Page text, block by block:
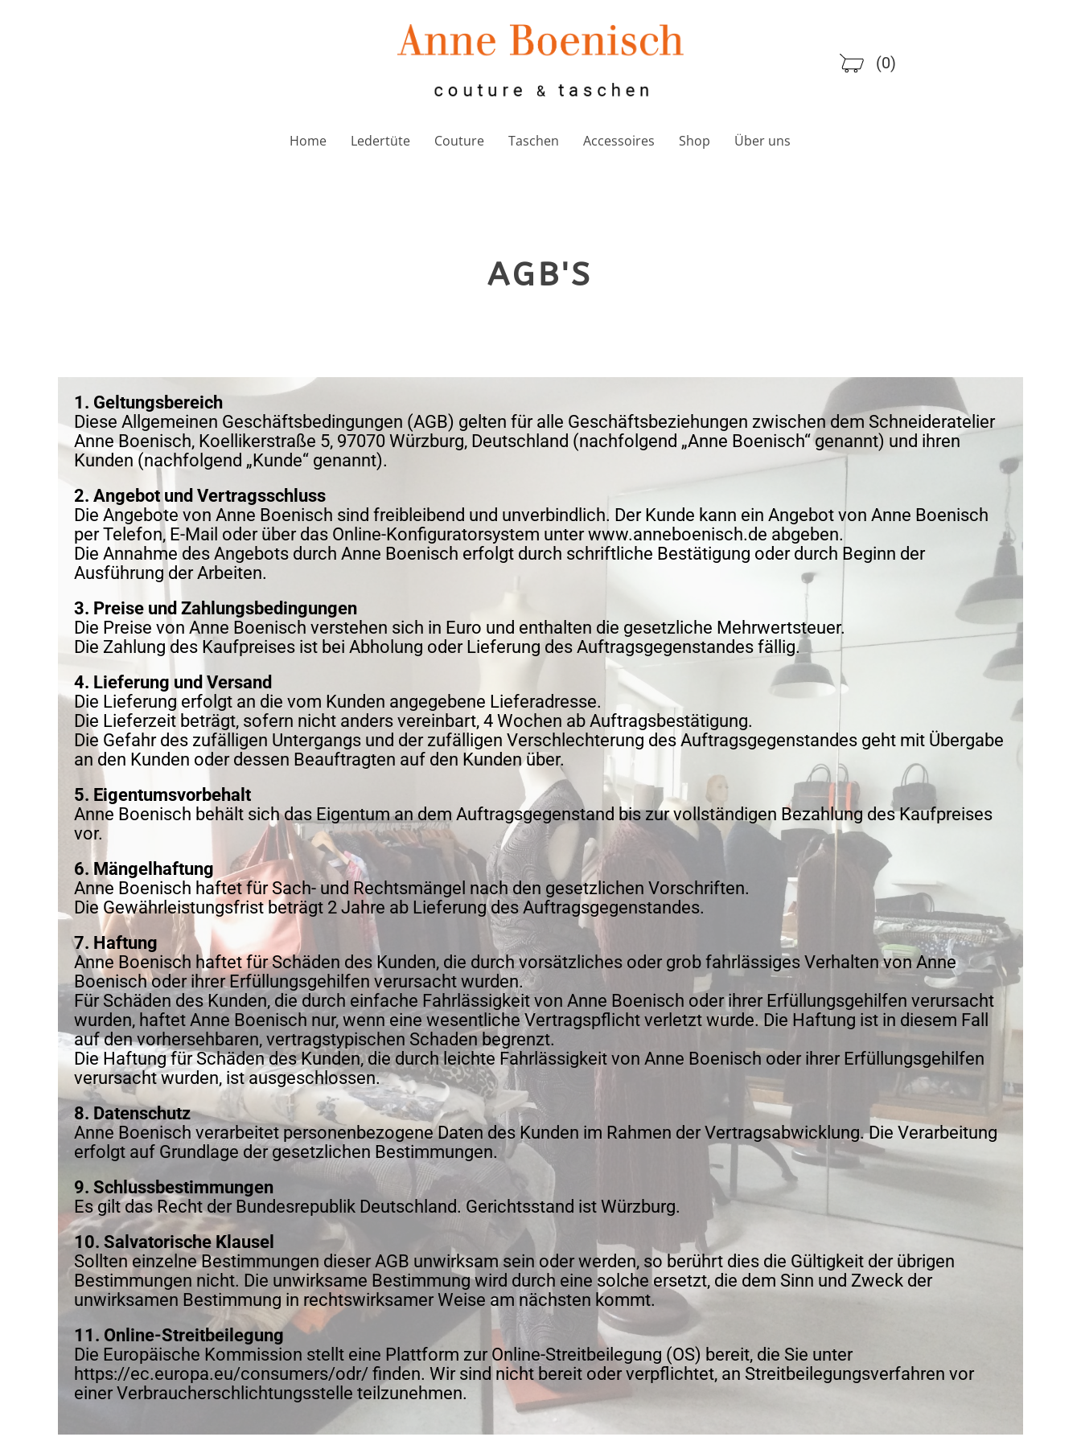
(0)
Home Ledertüte Couture Taschen Accessoires Shop Über uns
AGB'S
1. Geltungsbereich
Diese Allgemeinen Geschäftsbedingungen (AGB) gelten für alle Geschäftsbeziehungen zwischen dem Schneideratelier
Anne Boenisch, Koellikerstraße 5, 97070 Würzburg, Deutschland (nachfolgend „Anne Boenisch“ genannt) und ihren
Kunden (nachfolgend „Kunde“ genannt).
2. Angebot und Vertragsschluss
Die Angebote von Anne Boenisch sind freibleibend und unverbindlich. Der Kunde kann ein Angebot von Anne Boenisch
per Telefon, E-Mail oder über das Online-Konfiguratorsystem unter www.anneboenisch.de abgeben.
Die Annahme des Angebots durch Anne Boenisch erfolgt durch schriftliche Bestätigung oder durch Beginn der
Ausführung der Arbeiten.
3. Preise und Zahlungsbedingungen
Die Preise von Anne Boenisch verstehen sich in Euro und enthalten die gesetzliche Mehrwertsteuer.
Die Zahlung des Kaufpreises ist bei Abholung oder Lieferung des Auftragsgegenstandes fällig.
4. Lieferung und Versand
Die Lieferung erfolgt an die vom Kunden angegebene Lieferadresse.
Die Lieferzeit beträgt, sofern nicht anders vereinbart, 4 Wochen ab Auftragsbestätigung.
Die Gefahr des zufälligen Untergangs und der zufälligen Verschlechterung des Auftragsgegenstandes geht mit Übergabe
an den Kunden oder dessen Beauftragten auf den Kunden über.
5. Eigentumsvorbehalt
Anne Boenisch behält sich das Eigentum an dem Auftragsgegenstand bis zur vollständigen Bezahlung des Kaufpreises
vor.
6. Mängelhaftung
Anne Boenisch haftet für Sach- und Rechtsmängel nach den gesetzlichen Vorschriften.
Die Gewährleistungsfrist beträgt 2 Jahre ab Lieferung des Auftragsgegenstandes.
7. Haftung
Anne Boenisch haftet für Schäden des Kunden, die durch vorsätzliches oder grob fahrlässiges Verhalten von Anne
Boenisch oder ihrer Erfüllungsgehilfen verursacht wurden.
Für Schäden des Kunden, die durch einfache Fahrlässigkeit von Anne Boenisch oder ihrer Erfüllungsgehilfen verursacht
wurden, haftet Anne Boenisch nur, wenn eine wesentliche Vertragspflicht verletzt wurde. Die Haftung ist in diesem Fall
auf den vorhersehbaren, vertragstypischen Schaden begrenzt.
Die Haftung für Schäden des Kunden, die durch leichte Fahrlässigkeit von Anne Boenisch oder ihrer Erfüllungsgehilfen
verursacht wurden, ist ausgeschlossen.
8. Datenschutz
Anne Boenisch verarbeitet personenbezogene Daten des Kunden im Rahmen der Vertragsabwicklung. Die Verarbeitung
erfolgt auf Grundlage der gesetzlichen Bestimmungen.
9. Schlussbestimmungen
Es gilt das Recht der Bundesrepublik Deutschland. Gerichtsstand ist Würzburg.
10. Salvatorische Klausel
Sollten einzelne Bestimmungen dieser AGB unwirksam sein oder werden, so berührt dies die Gültigkeit der übrigen
Bestimmungen nicht. Die unwirksame Bestimmung wird durch eine solche ersetzt, die dem Sinn und Zweck der
unwirksamen Bestimmung in rechtswirksamer Weise am nächsten kommt.
11. Online-Streitbeilegung
Die Europäische Kommission stellt eine Plattform zur Online-Streitbeilegung (OS) bereit, die Sie unter
https://ec.europa.eu/consumers/odr/ finden. Wir sind nicht bereit oder verpflichtet, an Streitbeilegungsverfahren vor
einer Verbraucherschlichtungsstelle teilzunehmen.